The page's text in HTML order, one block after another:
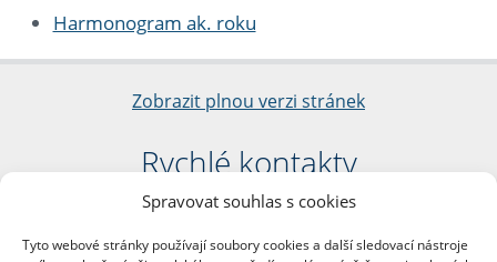
Spravovat souhlas s cookies
Tyto webové stránky používají soubory cookies a další sledovací nástroje
Harmonogram ak. roku
Zobrazit plnou verzi stránek
Rychlé kontakty
Filozofická fakulta
nám. Jana Palacha 1/2